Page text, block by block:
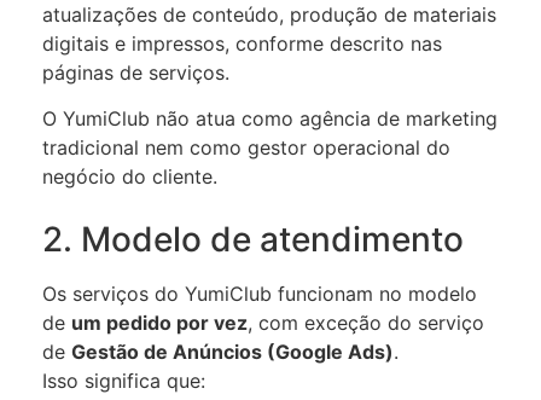
atualizações de conteúdo, produção de materiais
digitais e impressos, conforme descrito nas
páginas de serviços.
O YumiClub não atua como agência de marketing
tradicional nem como gestor operacional do
negócio do cliente.
2. Modelo de atendimento
Os serviços do YumiClub funcionam no modelo
de um pedido por vez, com exceção do serviço
de Gestão de Anúncios (Google Ads).
Isso significa que: